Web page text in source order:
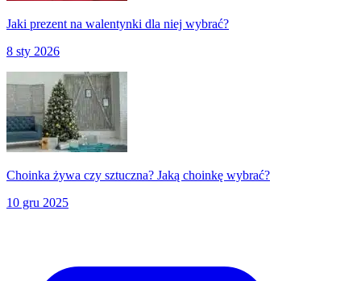
Jaki prezent na walentynki dla niej wybrać?
8 sty 2026
Choinka żywa czy sztuczna? Jaką choinkę wybrać?
10 gru 2025